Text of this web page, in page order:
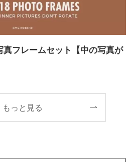
真フレームセット【中の写真が
もっと見る